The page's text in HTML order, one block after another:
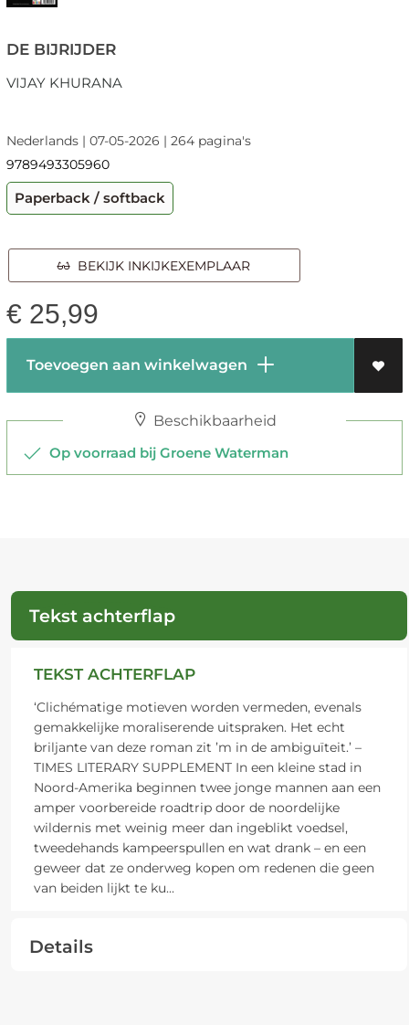
DE BIJRIJDER
VIJAY KHURANA
Nederlands | 07-05-2026 | 264 pagina's
9789493305960
Paperback / softback
BEKIJK INKIJKEXEMPLAAR
€ 25,99
Toevoegen aan winkelwagen
Beschikbaarheid
Op voorraad bij Groene Waterman
Tekst achterflap
TEKST ACHTERFLAP
‘Clichématige motieven worden vermeden, evenals
gemakkelijke moraliserende uitspraken. Het echt
briljante van deze roman zit ’m in de ambiguïteit.’ –
TIMES LITERARY SUPPLEMENT In een kleine stad in
Noord-Amerika beginnen twee jonge mannen aan een
amper voorbereide roadtrip door de noordelijke
wildernis met weinig meer dan ingeblikt voedsel,
tweedehands kampeerspullen en wat drank – en een
geweer dat ze onderweg kopen om redenen die geen
van beiden lijkt te ku...
Details